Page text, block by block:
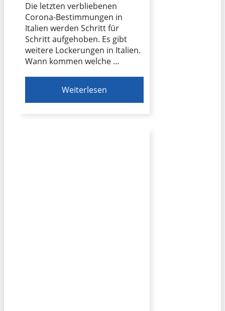
Die letzten verbliebenen
Corona-Bestimmungen in
Italien werden Schritt für
Schritt aufgehoben. Es gibt
weitere Lockerungen in Italien.
Wann kommen welche …
Weiterlesen